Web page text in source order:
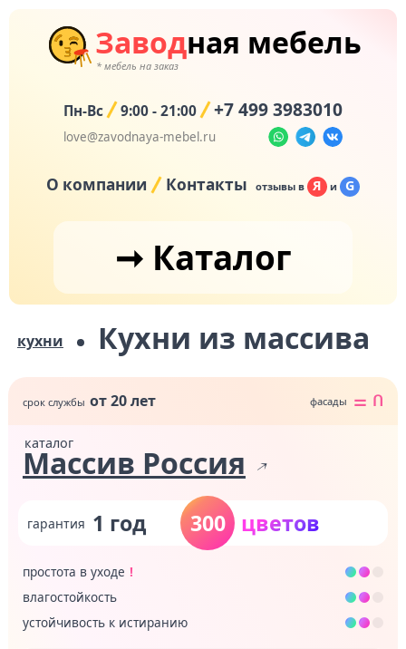
Заводная мебель
Пн-Вс 9:00 - 21:00 +7 499 3983010
love@zavodnaya-mebel.ru
О компании Контакты отзывы в Я и G
➞ Каталог
кухни Кухни из массива
от 20 лет ⚌ ᑎ
Массив Россия
1 год 300
простота в уходе
влагостойкость
устойчивость к истиранию